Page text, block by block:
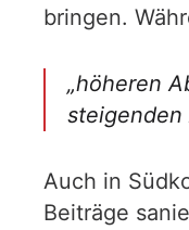
bringen.
„höheren
steigenden
Auch in
Beiträge